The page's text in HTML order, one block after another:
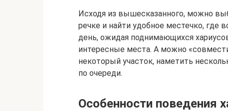
Исходя из вышесказанного, можно
речке и найти удобное местечко, где
день, ожидая поднимающихся
интересные места. А можно
некоторый участок, наметить
по очереди.
Особенности поведения